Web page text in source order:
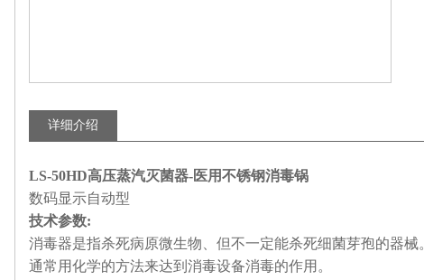
详细介绍
LS-50HD高压蒸汽灭菌器-医用不锈钢消毒锅
数码显示自动型
技术参数:
消毒器是指杀死病原微生物、但不一定能杀死细菌芽孢的器械
通常用化学的方法来达到消毒设备消毒的作用。